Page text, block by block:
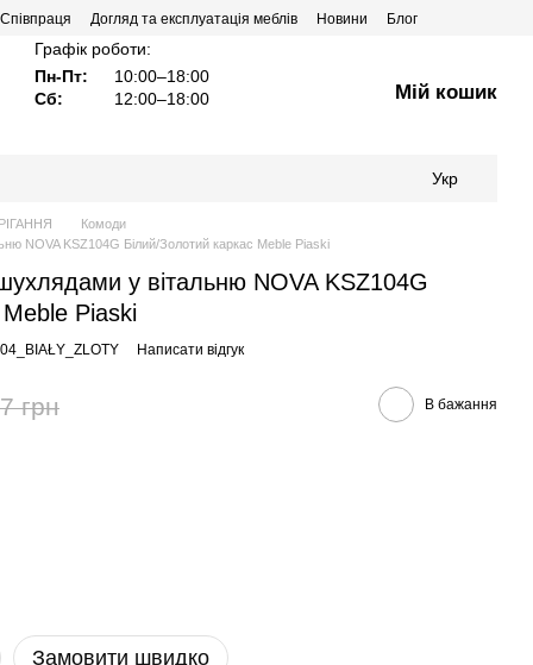
Співпраця Догляд та експлуатація меблів Новини Блог
Графік роботи:
Пн-Пт:
10:00–18:00
Сб:
12:00–18:00 Мій кошик
Укр
Комоди
NOVA KSZ104G Білий/Золотий каркас Meble Piaski
у вітальню NOVA KSZ104G
Piaski
Написати відгук
грн В бажання
Замовити швидко